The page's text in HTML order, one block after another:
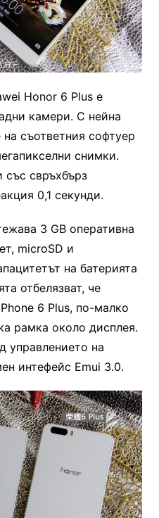
Honor 6 Plus е
камери. С нейна
съответния софтуер
снимки.
със свръхбърз
0,1 секунди.
3 GB оперативна
microSD и
на батерията
отбелязват, че
6 Plus, по-малко
рамка около дисплея.
управлението на
интефейс Emui 3.0.